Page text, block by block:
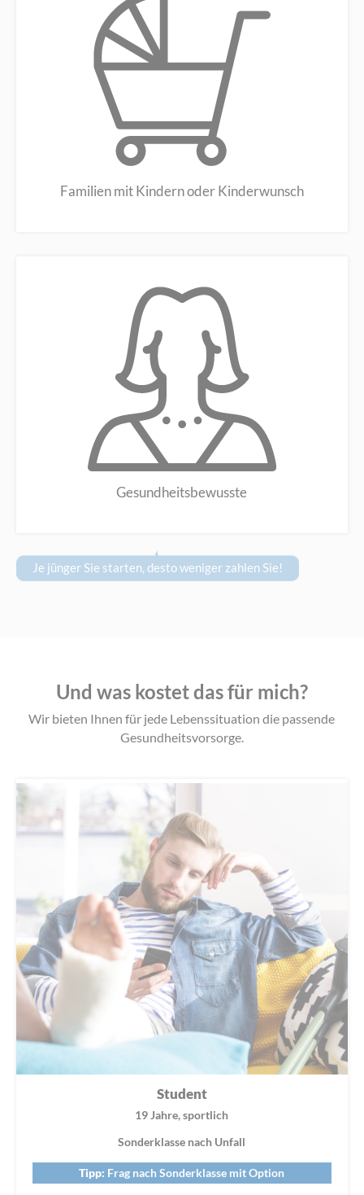
Familien mit Kindern oder Kinderwunsch
Gesundheitsbewusste
Je jünger Sie starten, desto weniger zahlen Sie!
Und was kostet das für mich?
Wir bieten Ihnen für jede Lebenssituation die passende
Gesundheitsvorsorge.
Student
19 Jahre, sportlich
Sonderklasse nach Unfall
Tipp: Frag nach Sonderklasse mit Option